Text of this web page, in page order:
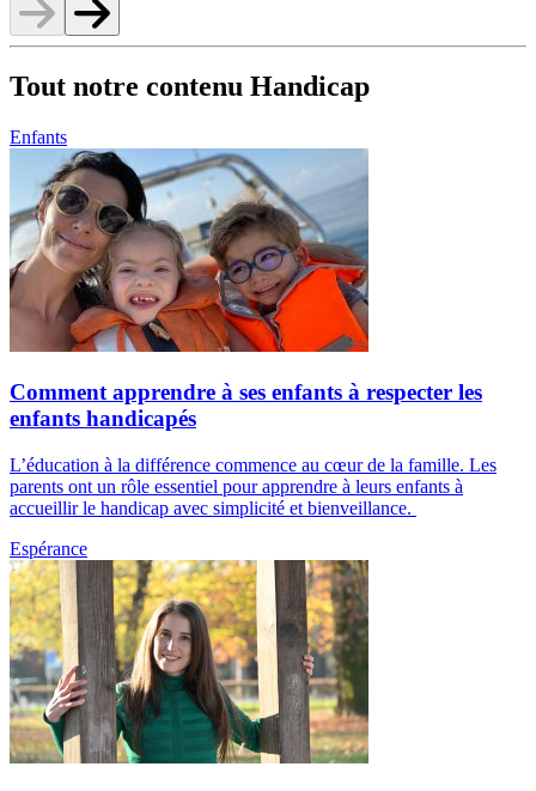
Tout notre contenu Handicap
Enfants
Comment apprendre à ses enfants à respecter les
enfants handicapés
L’éducation à la différence commence au cœur de la famille. Les
parents ont un rôle essentiel pour apprendre à leurs enfants à
accueillir le handicap avec simplicité et bienveillance.
Espérance